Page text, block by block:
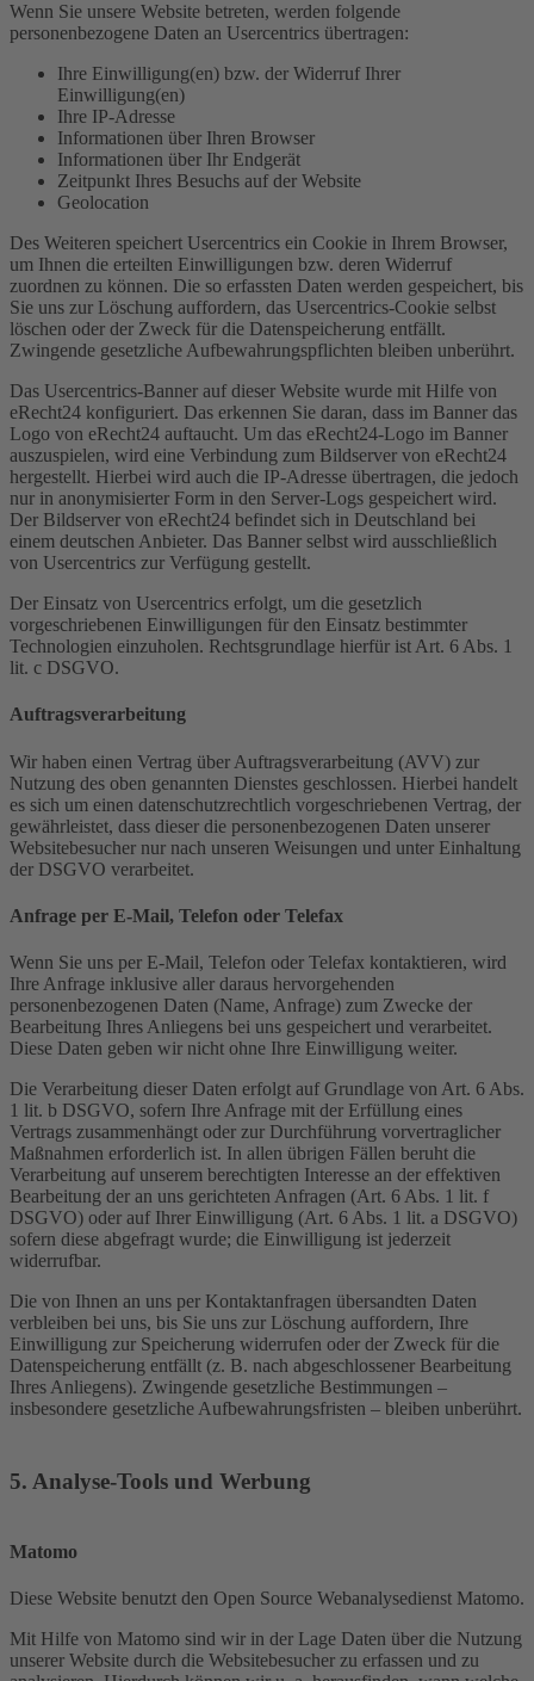
Wenn Sie unsere Website betreten, werden folgende
personenbezogene Daten an Usercentrics übertragen:
Ihre Einwilligung(en) bzw. der Widerruf Ihrer
Einwilligung(en)
Ihre IP-Adresse
Informationen über Ihren Browser
Informationen über Ihr Endgerät
Zeitpunkt Ihres Besuchs auf der Website
Geolocation
Des Weiteren speichert Usercentrics ein Cookie in Ihrem Browser,
um Ihnen die erteilten Einwilligungen bzw. deren Widerruf
zuordnen zu können. Die so erfassten Daten werden gespeichert, bis
Sie uns zur Löschung auffordern, das Usercentrics-Cookie selbst
löschen oder der Zweck für die Datenspeicherung entfällt.
Zwingende gesetzliche Aufbewahrungspflichten bleiben unberührt.
Das Usercentrics-Banner auf dieser Website wurde mit Hilfe von
eRecht24 konfiguriert. Das erkennen Sie daran, dass im Banner das
Logo von eRecht24 auftaucht. Um das eRecht24-Logo im Banner
auszuspielen, wird eine Verbindung zum Bildserver von eRecht24
hergestellt. Hierbei wird auch die IP-Adresse übertragen, die jedoch
nur in anonymisierter Form in den Server-Logs gespeichert wird.
Der Bildserver von eRecht24 befindet sich in Deutschland bei
einem deutschen Anbieter. Das Banner selbst wird ausschließlich
von Usercentrics zur Verfügung gestellt.
Der Einsatz von Usercentrics erfolgt, um die gesetzlich
vorgeschriebenen Einwilligungen für den Einsatz bestimmter
Technologien einzuholen. Rechtsgrundlage hierfür ist Art. 6 Abs. 1
lit. c DSGVO.
Auftragsverarbeitung
Wir haben einen Vertrag über Auftragsverarbeitung (AVV) zur
Nutzung des oben genannten Dienstes geschlossen. Hierbei handelt
es sich um einen datenschutzrechtlich vorgeschriebenen Vertrag, der
gewährleistet, dass dieser die personenbezogenen Daten unserer
Websitebesucher nur nach unseren Weisungen und unter Einhaltung
der DSGVO verarbeitet.
Anfrage per E-Mail, Telefon oder Telefax
Wenn Sie uns per E-Mail, Telefon oder Telefax kontaktieren, wird
Ihre Anfrage inklusive aller daraus hervorgehenden
personenbezogenen Daten (Name, Anfrage) zum Zwecke der
Bearbeitung Ihres Anliegens bei uns gespeichert und verarbeitet.
Diese Daten geben wir nicht ohne Ihre Einwilligung weiter.
Die Verarbeitung dieser Daten erfolgt auf Grundlage von Art. 6 Abs.
1 lit. b DSGVO, sofern Ihre Anfrage mit der Erfüllung eines
Vertrags zusammenhängt oder zur Durchführung vorvertraglicher
Maßnahmen erforderlich ist. In allen übrigen Fällen beruht die
Verarbeitung auf unserem berechtigten Interesse an der effektiven
Bearbeitung der an uns gerichteten Anfragen (Art. 6 Abs. 1 lit. f
DSGVO) oder auf Ihrer Einwilligung (Art. 6 Abs. 1 lit. a DSGVO)
sofern diese abgefragt wurde; die Einwilligung ist jederzeit
widerrufbar.
Die von Ihnen an uns per Kontaktanfragen übersandten Daten
verbleiben bei uns, bis Sie uns zur Löschung auffordern, Ihre
Einwilligung zur Speicherung widerrufen oder der Zweck für die
Datenspeicherung entfällt (z. B. nach abgeschlossener Bearbeitung
Ihres Anliegens). Zwingende gesetzliche Bestimmungen –
insbesondere gesetzliche Aufbewahrungsfristen – bleiben unberührt.
5. Analyse-Tools und Werbung
Matomo
Diese Website benutzt den Open Source Webanalysedienst Matomo.
Mit Hilfe von Matomo sind wir in der Lage Daten über die Nutzung
unserer Website durch die Websitebesucher zu erfassen und zu